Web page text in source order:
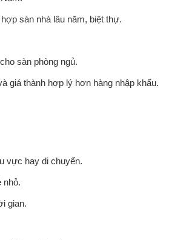
sàn nhà lâu năm, biệt thự.
sàn phòng ngủ.
giá thành hợp lý hơn hàng nhập khẩu.
vực hay di chuyển.
nhỏ.
gian.